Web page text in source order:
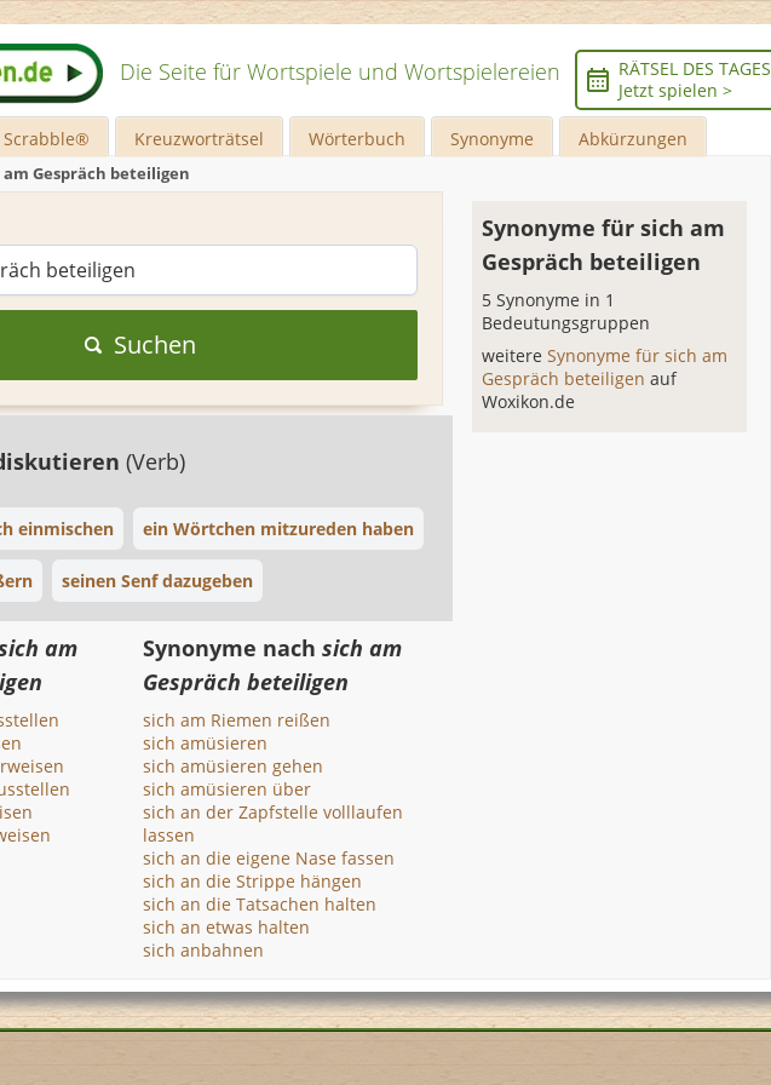
Die Seite für Wortspiele und Wortspielereien
RÄTSEL DES TAGES
Jetzt spielen >
Scrabble® Kreuzworträtsel Wörterbuch Synonyme Abkürzungen
am Gespräch beteiligen
Suchen
(Verb)
einmischen ein Wörtchen mitzureden haben
seinen Senf dazugeben
Synonyme für sich am
Gespräch beteiligen
5 Synonyme in 1
Bedeutungsgruppen
weitereSynonyme für sich am
Gespräch beteiligenauf
Woxikon.de
am
Synonyme nachsich am
Gespräch beteiligen
sich am Riemen reißen
sich amüsieren
sich amüsieren gehen
sich amüsieren über
sich an der Zapfstelle volllaufen
lassen
sich an die eigene Nase fassen
sich an die Strippe hängen
sich an die Tatsachen halten
sich an etwas halten
sich anbahnen